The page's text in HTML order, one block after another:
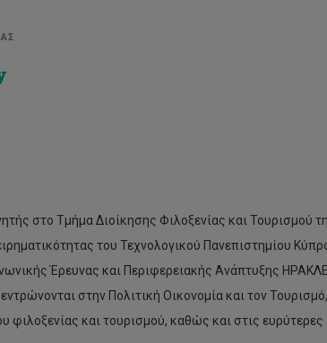
στο Τμήμα Διοίκησης Φιλοξενίας και Τουρισμού
του Τεχνολογικού Πανεπιστημίου
Έρευνας και Περιφερειακής Ανάπτυξης
στην Πολιτική Οικονομία και τον Τουρισμό,
φιλοξενίας και τουρισμού, καθώς και στις ευρύτερες